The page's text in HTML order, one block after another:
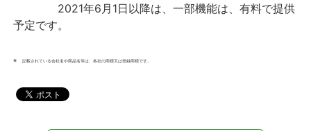
2021年6月1日以降は、一部機能は、有料で提供
予定です。
※記載されている会社名や商品名等は、各社の商標又は登録商標です。